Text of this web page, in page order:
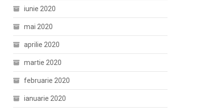
iunie 2020
mai 2020
aprilie 2020
martie 2020
februarie 2020
ianuarie 2020